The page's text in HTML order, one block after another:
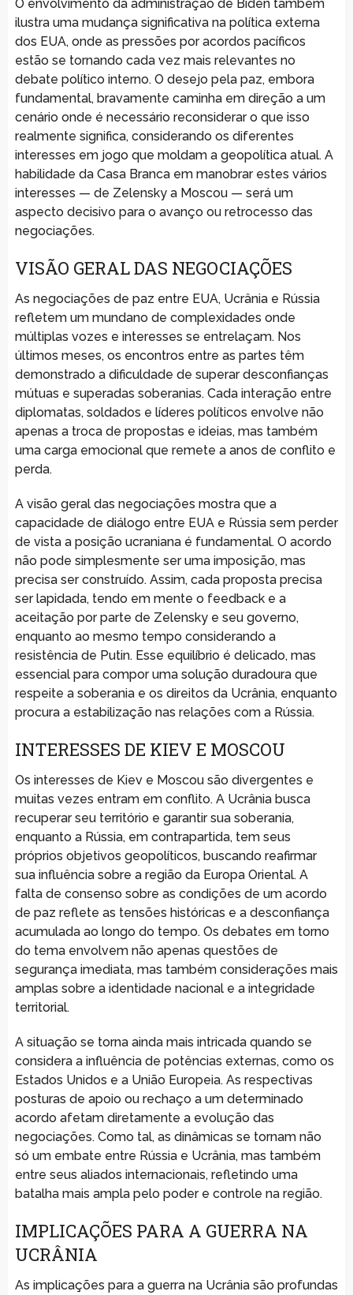
O envolvimento da administração de Biden também
ilustra uma mudança significativa na política externa
dos EUA, onde as pressões por acordos pacíficos
estão se tornando cada vez mais relevantes no
debate político interno. O desejo pela paz, embora
fundamental, bravamente caminha em direção a um
cenário onde é necessário reconsiderar o que isso
realmente significa, considerando os diferentes
interesses em jogo que moldam a geopolítica atual. A
habilidade da Casa Branca em manobrar estes vários
interesses — de Zelensky a Moscou — será um
aspecto decisivo para o avanço ou retrocesso das
negociações.
VISÃO GERAL DAS NEGOCIAÇÕES
As negociações de paz entre EUA, Ucrânia e Rússia
refletem um mundano de complexidades onde
múltiplas vozes e interesses se entrelaçam. Nos
últimos meses, os encontros entre as partes têm
demonstrado a dificuldade de superar desconfianças
mútuas e superadas soberanias. Cada interação entre
diplomatas, soldados e líderes políticos envolve não
apenas a troca de propostas e ideias, mas também
uma carga emocional que remete a anos de conflito e
perda.
A visão geral das negociações mostra que a
capacidade de diálogo entre EUA e Rússia sem perder
de vista a posição ucraniana é fundamental. O acordo
não pode simplesmente ser uma imposição, mas
precisa ser construído. Assim, cada proposta precisa
ser lapidada, tendo em mente o feedback e a
aceitação por parte de Zelensky e seu governo,
enquanto ao mesmo tempo considerando a
resistência de Putin. Esse equilíbrio é delicado, mas
essencial para compor uma solução duradoura que
respeite a soberania e os direitos da Ucrânia, enquanto
procura a estabilização nas relações com a Rússia.
INTERESSES DE KIEV E MOSCOU
Os interesses de Kiev e Moscou são divergentes e
muitas vezes entram em conflito. A Ucrânia busca
recuperar seu território e garantir sua soberania,
enquanto a Rússia, em contrapartida, tem seus
próprios objetivos geopolíticos, buscando reafirmar
sua influência sobre a região da Europa Oriental. A
falta de consenso sobre as condições de um acordo
de paz reflete as tensões históricas e a desconfiança
acumulada ao longo do tempo. Os debates em torno
do tema envolvem não apenas questões de
segurança imediata, mas também considerações mais
amplas sobre a identidade nacional e a integridade
territorial.
A situação se torna ainda mais intricada quando se
considera a influência de potências externas, como os
Estados Unidos e a União Europeia. As respectivas
posturas de apoio ou rechaço a um determinado
acordo afetam diretamente a evolução das
negociações. Como tal, as dinâmicas se tornam não
só um embate entre Rússia e Ucrânia, mas também
entre seus aliados internacionais, refletindo uma
batalha mais ampla pelo poder e controle na região.
IMPLICAÇÕES PARA A GUERRA NA
UCRÂNIA
As implicações para a guerra na Ucrânia são profundas